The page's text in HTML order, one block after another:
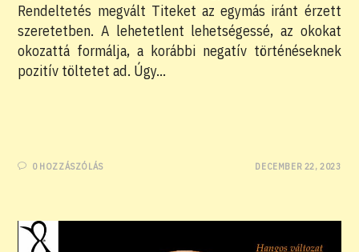
Rendeltetés megvált Titeket az egymás iránt érzett
szeretetben. A lehetetlent lehetségessé, az okokat
okozattá formálja, a korábbi negatív történéseknek
pozitív töltetet ad. Úgy…
0 HOZZÁSZÓLÁS DECEMBER 22, 2023